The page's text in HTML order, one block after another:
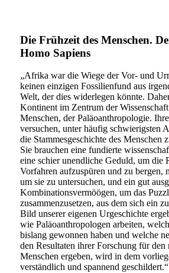
Die Frühzeit des Menschen.
Homo Sapiens
„Afrika war die Wiege der Vor- und
keinen einzigen Fossilienfund aus
Welt, der dies widerlegen könnte.
Kontinent im Zentrum der
Menschen, der Paläoanthropologie.
versuchen, unter häufig schwierigsten
die Stammesgeschichte des Menschen
Sie brauchen eine fundierte
eine schier unendliche Geduld, um die
Vorfahren aufzuspüren und zu bergen,
um sie zu untersuchen, und ein gut
Kombinationsvermöögen, um das
zusammenzusetzen, aus dem sich ein
Bild unserer eigenen Urgeschichte
wie Paläoanthropologen arbeiten,
bislang gewonnen haben und welche
den Resultaten ihrer Forschung für den
Menschen ergeben, wird in dem
verständlich und spannend geschildert.“